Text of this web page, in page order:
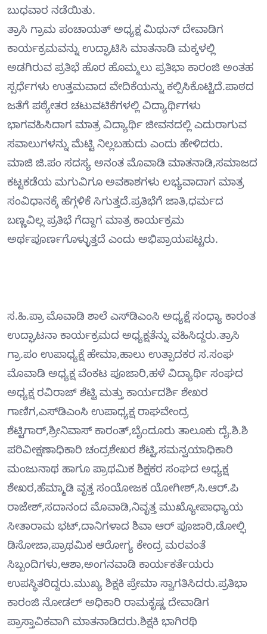
ಬುಧವಾರ ನಡೆಯಿತು.
ತ್ರಾಸಿ ಗ್ರಾಮ ಪಂಚಾಯತ್ ಅಧ್ಯಕ್ಷ ಮಿಥುನ್ ದೇವಾಡಿಗ
ಕಾರ್ಯಕ್ರಮವನ್ನು ಉದ್ಘಾಟಿಸಿ ಮಾತನಾಡಿ ಮಕ್ಕಳಲ್ಲಿ
ಅಡಗಿರುವ ಪ್ರತಿಭೆ ಹೊರ ಹೊಮ್ಮಲು ಪ್ರತಿಭಾ ಕಾರಂಜಿ ಅಂತಹ
ಸ್ಪರ್ಧೆಗಳು ಉತ್ತಮವಾದ ವೇದಿಕೆಯನ್ನು ಕಲ್ಪಿಸಿಕೊಟ್ಟಿದೆ.ಪಾಠದ
ಜತೆಗೆ ಪಠ್ಯೇತರ ಚಟುವಟಿಕೆಗಳಲ್ಲಿ ವಿದ್ಯಾರ್ಥಿಗಳು
ಭಾಗವಹಿಸಿದಾಗ ಮಾತ್ರ ವಿದ್ಯಾರ್ಥಿ ಜೀವನದಲ್ಲಿ ಎದುರಾಗುವ
ಸವಾಲುಗಳನ್ನು ಮೆಟ್ಟಿ ನಿಲ್ಲಬಹುದು ಎಂದು ಹೇಳಿದರು.
ಮಾಜಿ ಜಿ.ಪಂ ಸದಸ್ಯ ಅನಂತ ಮೊವಾಡಿ ಮಾತನಾಡಿ,ಸಮಾಜದ
ಕಟ್ಟಕಡೆಯ ಮಗುವಿಗೂ ಅವಕಾಶಗಳು ಲಭ್ಯವಾದಾಗ ಮಾತ್ರ
ಸಂವಿಧಾನಕ್ಕೆ ಹೆಗ್ಗಳಿಕೆ ಸಿಗುತ್ತದೆ.ಪ್ರತಿಭೆಗೆ ಜಾತಿ,ಧರ್ಮದ
ಬಣ್ಣವಿಲ್ಲ ಪ್ರತಿಭೆ ಗೆದ್ದಾಗ ಮಾತ್ರ ಕಾರ್ಯಕ್ರಮ
ಅರ್ಥಪೂರ್ಣಗೊಳ್ಳುತ್ತದೆ ಎಂದು ಅಭಿಪ್ರಾಯಪಟ್ಟರು.
ಸ.ಹಿ.ಪ್ರಾ ಮೊವಾಡಿ ಶಾಲೆ ಎಸ್‍ಡಿಎಂಸಿ ಅಧ್ಯಕ್ಷೆ ಸಂಧ್ಯಾ ಕಾರಂತ
ಉದ್ಘಾಟನಾ ಕಾರ್ಯಕ್ರಮದ ಅಧ್ಯಕ್ಷತೆನ್ನು ವಹಿಸಿದ್ದರು.ತ್ರಾಸಿ
ಗ್ರಾ.ಪಂ ಉಪಾಧ್ಯಕ್ಷೆ ಹೇಮಾ,ಹಾಲು ಉತ್ಪಾದಕರ ಸ.ಸಂಘ
ಮೊವಾಡಿ ಅಧ್ಯಕ್ಷ ವೆಂಕಟ ಪೂಜಾರಿ,ಹಳೆ ವಿದ್ಯಾರ್ಥಿ ಸಂಘದ
ಅಧ್ಯಕ್ಷ ರವಿರಾಜ್ ಶೆಟ್ಟಿ ಮತ್ತು ಕಾರ್ಯದರ್ಶಿ ಶೇಖರ
ಗಾಣಿಗ,ಎಸ್‍ಡಿಎಂಸಿ ಉಪಾಧ್ಯಕ್ಷ ರಾಘವೇಂದ್ರ
ಶೆಟ್ಟಿಗಾರ್,ಶ್ರೀನಿವಾಸ್ ಕಾರಂತ್,ಬೈಂದೂರು ತಾಲೂಕು ದೈ.ಶಿ.ಶಿ
ಪರಿವೀಕ್ಷಣಾಧಿಕಾರಿ ಚಂದ್ರಶೇಖರ ಶೆಟ್ಟಿ,ಸಮನ್ವಯಾಧಿಕಾರಿ
ಮಂಜುನಾಥ ಹಾಗೂ ಪ್ರಾಥಮಿಕ ಶಿಕ್ಷಕರ ಸಂಘದ ಅಧ್ಯಕ್ಷ
ಶೇಖರ,ಹೆಮ್ಮಾಡಿ ವೃತ್ತ ಸಂಯೋಜಕ ಯೋಗೀಶ್,ಸಿ.ಆರ್.ಪಿ
ರಾಜೇಶ್,ಸದಾನಂದ ಮೊವಾಡಿ,ನಿವೃತ್ತ ಮುಖ್ಯೋಪಾಧ್ಯಾಯ
ಸೀತಾರಾಮ ಭಟ್,ದಾನಿಗಳಾದ ಶಿವಾ ಆರ್ ಪೂಜಾರಿ,ಡೋಲ್ಫಿ
ಡಿಸೋಜಾ,ಪ್ರಾಥಮಿಕ ಆರೋಗ್ಯ ಕೇಂದ್ರ ಮರವಂತೆ
ಸಿಬ್ಬಂದಿಗಳು,ಆಶಾ,ಅಂಗನವಾಡಿ ಕಾರ್ಯಕರ್ತೆಯರು
ಉಪಸ್ಥಿತರಿದ್ದರು.ಮುಖ್ಯ ಶಿಕ್ಷಕಿ ಪ್ರೇಮಾ ಸ್ವಾಗತಿಸಿದರು.ಪ್ರತಿಭಾ
ಕಾರಂಜಿ ನೋಡಲ್ ಅಧಿಕಾರಿ ರಾಮಕೃಷ್ಣ ದೇವಾಡಿಗ
ಪ್ರಾಸ್ತಾವಿಕವಾಗಿ ಮಾತನಾಡಿದರು.ಶಿಕ್ಷಕಿ ಭಾಗಿರಥಿ